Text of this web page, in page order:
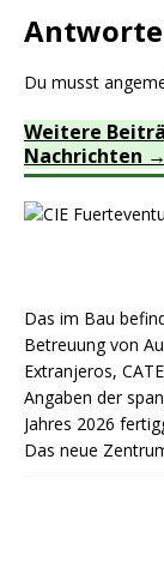
Du musst
Weitere
Nachrichten
Das im Bau
Betreuung von
Extranjeros,
Angaben der
Jahres 2026
Das neue